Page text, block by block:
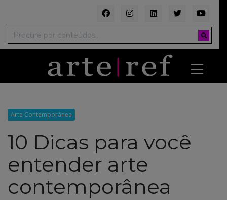
Arte Contemporânea
10 Dicas para você
entender arte
contemporânea